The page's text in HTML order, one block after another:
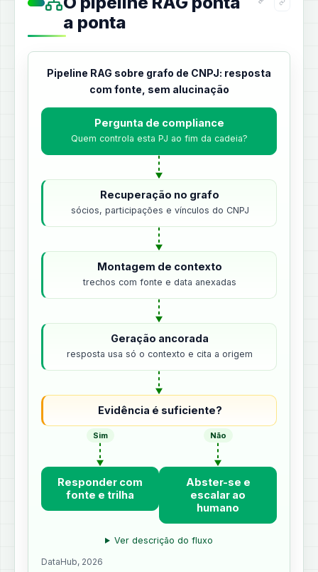
a ponta
Pipeline RAG sobre grafo de CNPJ: resposta
com fonte, sem alucinação
Pergunta de compliance
Quem controla esta PJ ao fim da cadeia?
Recuperação no grafo
sócios, participações e vínculos do CNPJ
Montagem de contexto
trechos com fonte e data anexadas
Geração ancorada
resposta usa só o contexto e cita a origem
Evidência é suficiente?
Sim
Responder com
fonte e trilha
Não
Abster-se e
escalar ao
humano
Ver descrição do fluxo
DataHub, 2026